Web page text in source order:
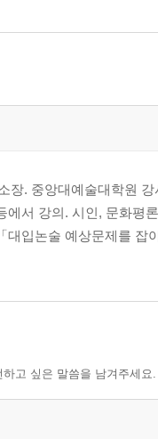
복할 것인가?
장. 중앙대예술대학원
서 강의. 시인, 문화평
입논술 예상문제를
고 싶은 말씀을 남겨주세요.